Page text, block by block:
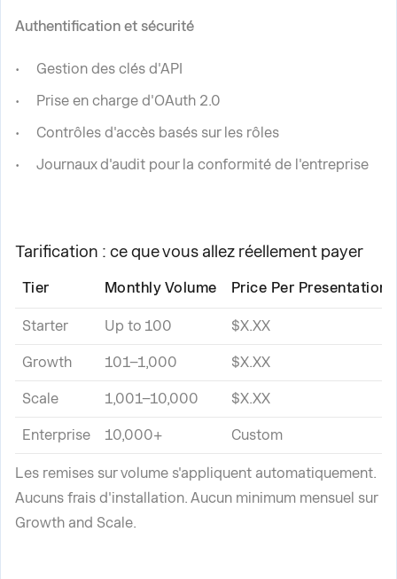
Authentification et sécurité
Gestion des clés d'API
Prise en charge d'OAuth 2.0
Contrôles d'accès basés sur les rôles
Journaux d'audit pour la conformité de l'entreprise
Tarification : ce que vous allez réellement payer
Tier Monthly Volume Price Per Presentation
Starter Up to 100 $X.XX
Growth 101–1,000 $X.XX
Scale 1,001–10,000 $X.XX
Enterprise 10,000+ Custom
Les remises sur volume s'appliquent automatiquement.
Aucuns frais d'installation. Aucun minimum mensuel sur
Growth and Scale.